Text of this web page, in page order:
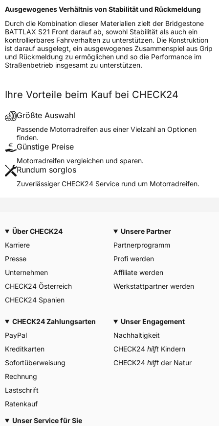
Weitere Eigenschaften
Schlauchtyp
Zustand
Neureifen
M+S
Nein
Motorrad Kennzeichnung
M/C
Allgemeine Produktsicherheit (GPSR)
Herstellerkontakt
13/15 00128 Rome Italien,
Ausgewogenes Verhältnis von Stabilität und Rückmeldung
Durch die Kombination dieser Materialien zielt der Bridgestone
BATTLAX S21 Front darauf ab, sowohl Stabilität als auch ein
kontrollierbares Fahrverhalten zu unterstützen. Die Konstruktion
ist darauf ausgelegt, ein ausgewogenes Zusammenspiel aus Grip
und Rückmeldung zu ermöglichen und so die Performance im
Straßenbetrieb insgesamt zu unterstützen.
Ihre Vorteile beim Kauf bei CHECK24
Größte Auswahl
Passende Motorradreifen aus einer Vielzahl an Optionen
finden.
Günstige Preise
Motorradreifen vergleichen und sparen.
Rundum sorglos
Zuverlässiger CHECK24 Service rund um Motorradreifen.
Über CHECK24
Karriere
Presse
Unternehmen
CHECK24 Österreich
CHECK24 Spanien
Unsere Partner
Partnerprogramm
Profi werden
Affiliate werden
Werkstattpartner werden
CHECK24 Zahlungsarten
PayPal
Kreditkarten
Sofortüberweisung
Rechnung
Lastschrift
Ratenkauf
Unser Engagement
Nachhaltigkeit
CHECK24 hilft Kindern
CHECK24 hilft der Natur
Unser Service für Sie